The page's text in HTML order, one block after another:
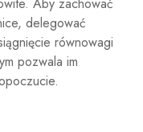
Aby zachować
delegować
równowagi
pozwala im